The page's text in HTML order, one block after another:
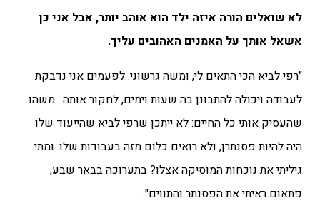
לא שואלים הורה איזה ילד הוא אוהב יותר, אבל אני כן
אשאל אותך על האמנים האהובים עליך.
"רפי לביא הכי התאים לי, ומשה גרשוני. לפעמים אני נדבקת
לעבודה ויכולה להתבונן בה שעות וימים, לחקור אותה . משהו
שהעסיק אותי כל החיים: לא ייתכן שרפי לביא שהייעוד שלו
היה להיות פסנתרן, ולא רואים כלום מזה בעבודות שלו. ומתי
גיליתי את נוכחות המוסיקה אצלו? בתערוכה בבאר שבע,
פתאום ראיתי את הפסנתר והתווים".